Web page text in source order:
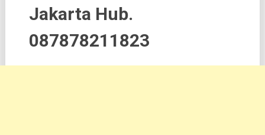
Jakarta Hub.
087878211823